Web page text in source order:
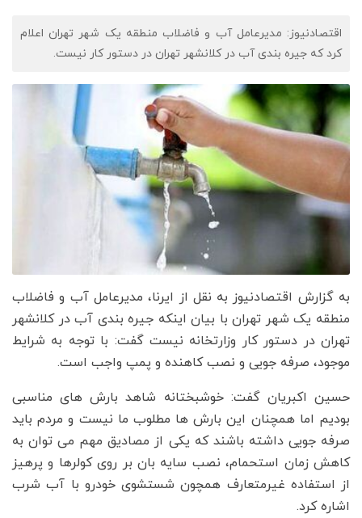
اقتصادنیوز: مدیرعامل آب و فاضلاب منطقه یک شهر تهران اعلام
کرد که جیره بندی آب در کلانشهر تهران در دستور کار نیست.
به گزارش اقتصادنیوز به نقل از ایرنا، مدیرعامل آب و فاضلاب
منطقه یک شهر تهران با بیان اینکه جیره بندی آب در کلانشهر
تهران در دستور کار وزارتخانه نیست گفت: با توجه به شرایط
موجود، صرفه جویی و نصب کاهنده و پمپ واجب است.
حسین اکبریان گفت: خوشبختانه شاهد بارش های مناسبی
بودیم اما همچنان این بارش ها مطلوب ما نیست و مردم باید
صرفه جویی داشته باشند که یکی از مصادیق مهم می توان به
کاهش زمان استحمام، نصب سایه بان بر روی کولرها و پرهیز
از استفاده غیرمتعارف همچون شستشوی خودرو با آب شرب
اشاره کرد.